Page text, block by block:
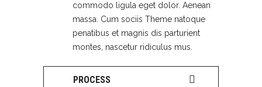
commodo ligula eget dolor. Aenean
massa. Cum sociis Theme natoque
penatibus et magnis dis parturient
montes, nascetur ridiculus mus.
PROCESS